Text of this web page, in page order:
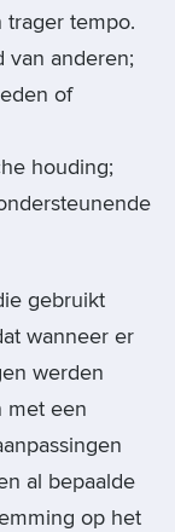
tempo.
van anderen;
of
houding;
gebruikt
wanneer er
werden
met een
al bepaalde
op het